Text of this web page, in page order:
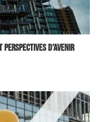
Perspectives d’Avenir